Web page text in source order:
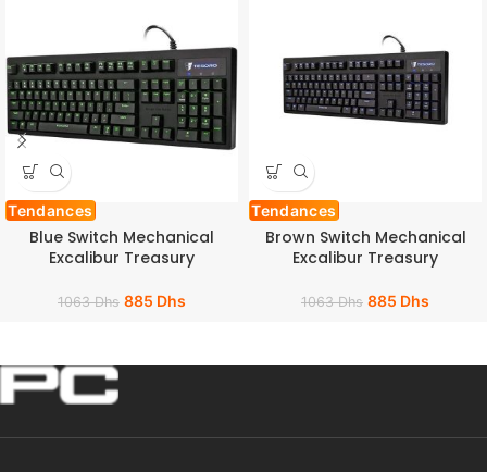
Tendances
Blue Switch Mechanical
Excalibur Treasury
1063Dhs 885 Dhs
Tendances
Brown Switch Mechanical
Excalibur Treasury
1063Dhs 885 Dhs